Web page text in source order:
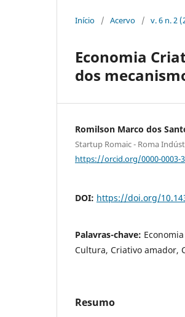
Início / Acervo / v. 6 n. 2
Economia
dos
Romilson Marco dos
Startup Romaic - Roma
https://orcid.org/0000-0003-
DOI: https://doi.org/
Palavras-chave:
Cultura, Criativo amador,
Resumo